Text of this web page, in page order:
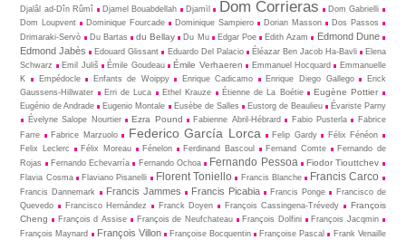
Djalâl ad-Dîn Rûmî Djamel Bouabdellah Djamīl Dom Corrieras
Dom Gabrielli
Dom Loupvent
Dominique Fourcade Dominique Sampiero Dorian Masson
Dos Passos
Drimaraki-Servò
Du Bartas du Bellay Du Mu Edgar Poe Edith Azam
Edmond Dune
Edmond Jabès
Edouard Glissant Eduardo Del Palacio Éléazar Ben Jacob Ha-Bavli
Elena
Schwarz
Emil Juliš Émile Goudeau Émile Verhaeren Emmanuel Hocquard
Emmanuelle
K
Empédocle Enfants de Woippy Enrique Cadicamo Enrique Diego Gallego
Erick
Gaussens-Hillwater
Erri de Luca Ethel Krauze Étienne de La Boétie Eugène Pottier
Eugénio de Andrade Eugenio Montale Eusèbe de Salles Eustorg de Beaulieu
Évariste Parny
Évelyne Salope Nourtier
Ezra Pound Fabienne Abril-Hébrard Fabio Pusterla
Fabrice
Farre
Fabrice Marzuolo Federico García Lorca Felip Gardy
Félix Fénéon
Felix Leclerc
Félix Moreau Fénelon Ferdinand Bascoul Fernand Comte
Fernando de
Rojas
Fernando Echevarría Fernando Ochoa Fernando Pessoa Fiodor Tiouttchev
Flavia Cosma Flaviano Pisanelli Florent Toniello Francis Blanche Francis Carco
Francis Dannemark Francis Jammes Francis Picabia Francis Ponge
Francisco de
Quevedo
Francisco Hernández Franck Doyen François Cassingena-Trévedy
François
Cheng
François d Assise François de Neufchateau François Dolfini
François Jacqmin
François Maynard
François Villon Françoise Bocquentin Françoise Pascal
Frank Venaille